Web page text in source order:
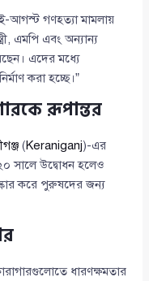
আগস্ট গণহত্যা মামলায়
এমপি এবং অন্যান্য
এদের মধ্যে
করা হচ্ছে।”
রূপান্তর
(Keraniganj)-এর
সালে উদ্বোধন হলেও
করে পুরুষদের জন্য
ধারণক্ষমতার